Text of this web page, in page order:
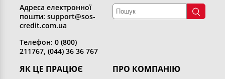
ЯК ЦЕ ПРАЦЮЄ ПРО КОМПАНІЮ
Адреса електронної
пошти: support@sos-
credit.com.ua
Телефон: 0 (800)
211767, (044) 36 36 767